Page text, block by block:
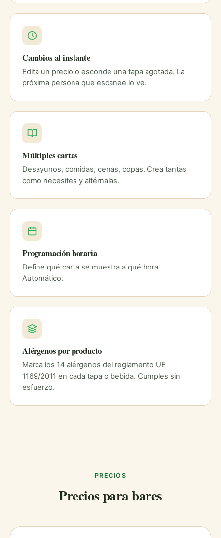
Cambios al instante
Edita un precio o esconde una tapa agotada. La
próxima persona que escanee lo ve.
Múltiples cartas
Desayunos, comidas, cenas, copas. Crea tantas
como necesites y altérnalas.
Programación horaria
Define qué carta se muestra a qué hora.
Automático.
Alérgenos por producto
Marca los 14 alérgenos del reglamento UE
1169/2011 en cada tapa o bebida. Cumples sin
esfuerzo.
PRECIOS
Precios para bares